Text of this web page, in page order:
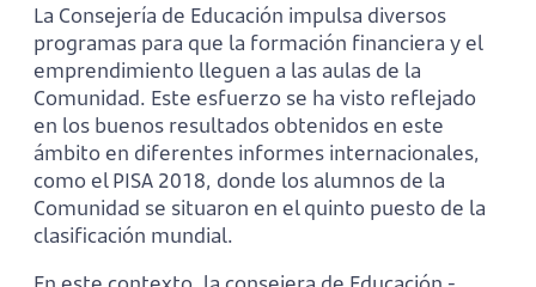
La Consejería de Educación impulsa diversos
programas para que la formación financiera y el
emprendimiento lleguen a las aulas de la
Comunidad. Este esfuerzo se ha visto reflejado
en los buenos resultados obtenidos en este
ámbito en diferentes informes internacionales,
como el PISA 2018, donde los alumnos de la
Comunidad se situaron en el quinto puesto de la
clasificación mundial.